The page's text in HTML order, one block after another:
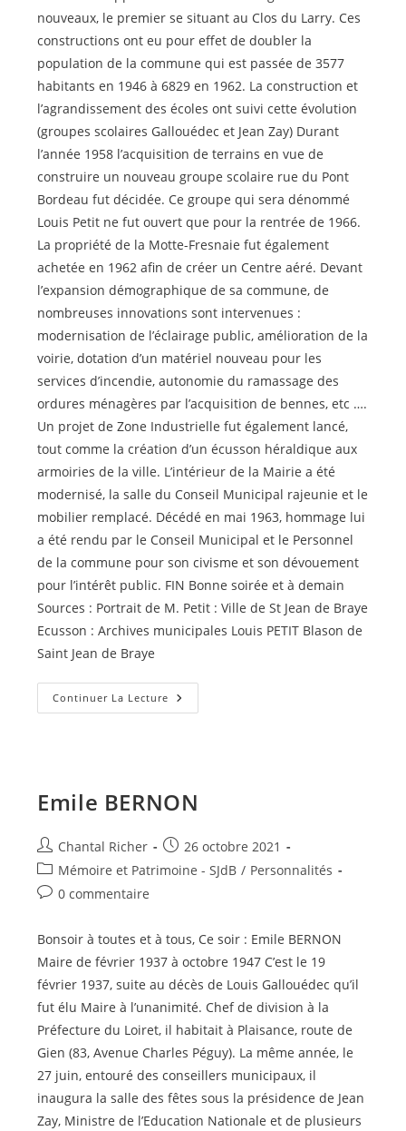
nouveaux, le premier se situant au Clos du Larry. Ces
constructions ont eu pour effet de doubler la
population de la commune qui est passée de 3577
habitants en 1946 à 6829 en 1962. La construction et
l’agrandissement des écoles ont suivi cette évolution
(groupes scolaires Gallouédec et Jean Zay) Durant
l’année 1958 l’acquisition de terrains en vue de
construire un nouveau groupe scolaire rue du Pont
Bordeau fut décidée. Ce groupe qui sera dénommé
Louis Petit ne fut ouvert que pour la rentrée de 1966.
La propriété de la Motte-Fresnaie fut également
achetée en 1962 afin de créer un Centre aéré. Devant
l’expansion démographique de sa commune, de
nombreuses innovations sont intervenues :
modernisation de l’éclairage public, amélioration de la
voirie, dotation d’un matériel nouveau pour les
services d’incendie, autonomie du ramassage des
ordures ménagères par l’acquisition de bennes, etc ….
Un projet de Zone Industrielle fut également lancé,
tout comme la création d’un écusson héraldique aux
armoiries de la ville. L’intérieur de la Mairie a été
modernisé, la salle du Conseil Municipal rajeunie et le
mobilier remplacé. Décédé en mai 1963, hommage lui
a été rendu par le Conseil Municipal et le Personnel
de la commune pour son civisme et son dévouement
pour l’intérêt public. FIN Bonne soirée et à demain
Sources : Portrait de M. Petit : Ville de St Jean de Braye
Ecusson : Archives municipales Louis PETIT Blason de
Saint Jean de Braye
Continuer La Lecture Louis
PETIT
Emile BERNON
Auteur/autrice
de
la
publication :
Chantal Richer
Publication
publiée :
26 octobre 2021
Post
category:
Mémoire et Patrimoine - SJdB / Personnalités
Commentaires
la
0 commentaire
Bonsoir à toutes et à tous, Ce soir : Emile BERNON
Maire de février 1937 à octobre 1947 C’est le 19
février 1937, suite au décès de Louis Gallouédec qu’il
fut élu Maire à l’unanimité. Chef de division à la
Préfecture du Loiret, il habitait à Plaisance, route de
Gien (83, Avenue Charles Péguy). La même année, le
27 juin, entouré des conseillers municipaux, il
inaugura la salle des fêtes sous la présidence de Jean
Zay, Ministre de l’Education Nationale et de plusieurs